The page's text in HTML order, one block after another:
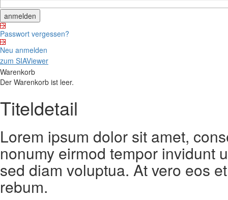
Passwort vergessen?
Neu anmelden
zum SIAViewer
Warenkorb
Der Warenkorb ist leer.
Titeldetail
Lorem ipsum dolor sit amet,
nonumy eirmod tempor invidunt
sed diam voluptua. At vero eos
rebum.